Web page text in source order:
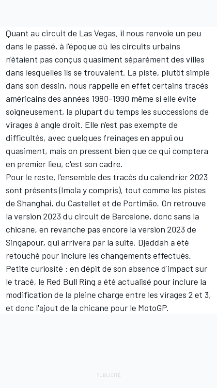
Quant au circuit de Las Vegas, il nous renvoie un peu
dans le passé, à l'époque où les circuits urbains
n'étaient pas conçus quasiment séparément des villes
dans lesquelles ils se trouvaient. La piste, plutôt simple
dans son dessin, nous rappelle en effet certains tracés
américains des années 1980-1990 même si elle évite
soigneusement, la plupart du temps les successions de
virages à angle droit. Elle n'est pas exempte de
difficultés, avec quelques freinages en appui ou
quasiment, mais on pressent bien que ce qui comptera
en premier lieu, c'est son cadre.
Pour le reste, l'ensemble des tracés du calendrier 2023
sont présents (Imola y compris), tout comme les pistes
de Shanghai, du Castellet et de Portimão. On retrouve
la version 2023 du circuit de Barcelone, donc sans la
chicane, en revanche pas encore la version 2023 de
Singapour, qui arrivera par la suite. Djeddah a été
retouché pour inclure les changements effectués.
Petite curiosité : en dépit de son absence d'impact sur
le tracé, le Red Bull Ring a été actualisé pour inclure la
modification de la pleine charge entre les virages 2 et 3,
et donc l'ajout de la chicane pour le MotoGP.